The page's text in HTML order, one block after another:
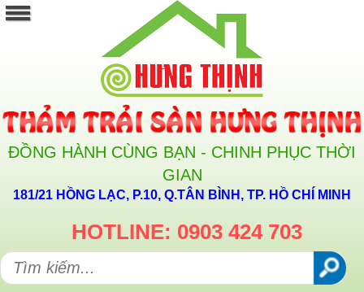
ĐỒNG HÀNH CÙNG BẠN - CHINH PHỤC THỜI
GIAN
181/21 HỒNG LẠC, P.10, Q.TÂN BÌNH, TP. HỒ CHÍ MINH
HOTLINE: 0903 424 703